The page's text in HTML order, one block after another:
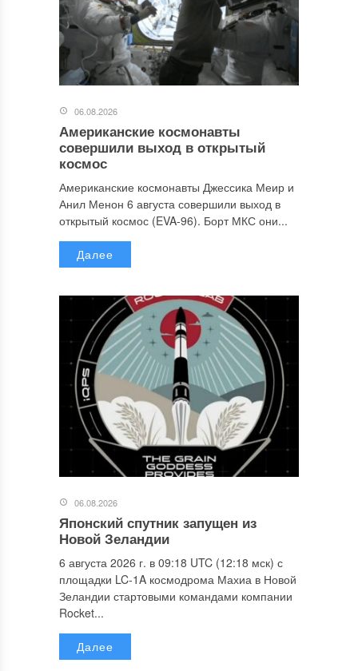
06.08.2026
Американские космонавты
совершили выход в открытый
космос
Американские космонавты Джессика Меир и
Анил Менон 6 августа совершили выход в
открытый космос (EVA-96). Борт МКС они...
Далее
06.08.2026
Японский спутник запущен из
Новой Зеландии
6 августа 2026 г. в 09:18 UTC (12:18 мск) с
площадки LC-1A космодрома Махиа в Новой
Зеландии стартовыми командами компании
Rocket...
Далее